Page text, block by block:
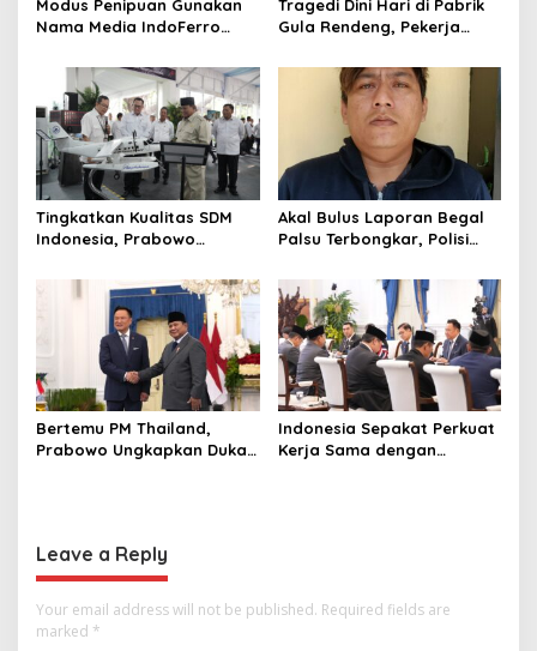
Modus Penipuan Gunakan
Nama Media IndoFerro
Waspadalah!
Tragedi Dini Hari di Pabrik
Gula Rendeng, Pekerja
Pengangkat Tebu
Tingkatkan Kualitas SDM
Indonesia, Prabowo
hingga Undang Universitas
Terbaik Dunia
Akal Bulus Laporan Begal
Palsu Terbongkar, Polisi
Perusahaan untuk Crypto
Bertemu PM Thailand,
Prabowo Ungkapkan Duka
Indonesia Sepakat Perkuat
Kerja Sama dengan
Leave a Reply
Your email address will not be published. Required fields are
marked *